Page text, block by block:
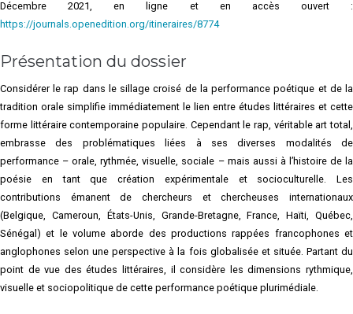
Décembre 2021, en ligne et en accès ouvert :
https://journals.openedition.org/itineraires/8774
Présentation du dossier
Considérer le rap dans le sillage croisé de la performance poétique et de la
tradition orale simplifie immédiatement le lien entre études littéraires et cette
forme littéraire contemporaine populaire. Cependant le rap, véritable art total,
embrasse des problématiques liées à ses diverses modalités de
performance – orale, rythmée, visuelle, sociale – mais aussi à l’histoire de la
poésie en tant que création expérimentale et socioculturelle. Les
contributions émanent de chercheurs et chercheuses internationaux
(Belgique, Cameroun, États-Unis, Grande-Bretagne, France, Haïti, Québec,
Sénégal) et le volume aborde des productions rappées francophones et
anglophones selon une perspective à la fois globalisée et située. Partant du
point de vue des études littéraires, il considère les dimensions rythmique,
visuelle et sociopolitique de cette performance poétique plurimédiale.